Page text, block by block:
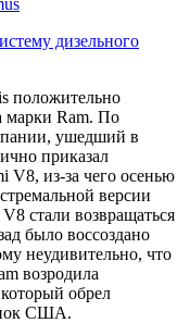
дизельного
положительно
марки Ram. По
ушедший в
приказал
V8, из-за чего осенью
версии
стали возвращаться
было воссоздано
неудивительно, что
возродила
обрел
США.